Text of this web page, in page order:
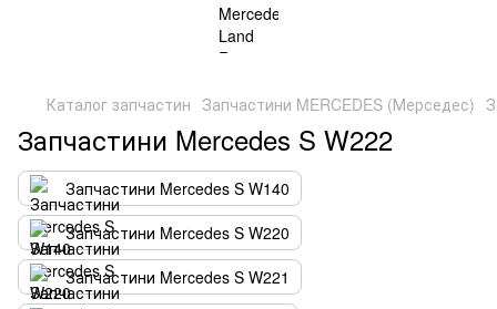
Каталог запчастин Запчастини MERCEDES (Мерседес)
Запчастини Mercedes S W222
Запчастини Mercedes S W140
Запчастини Mercedes S W220
Запчастини Mercedes S W221